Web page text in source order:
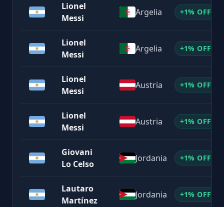
Lionel
Messi
Argelia +1% OFF
Lionel
Messi
Argelia +1% OFF
Lionel
Messi
Austria +1% OFF
Lionel
Messi
Austria +1% OFF
Giovani
Lo Celso
Jordania +1% OFF
Lautaro
Martínez
Jordania +1% OFF